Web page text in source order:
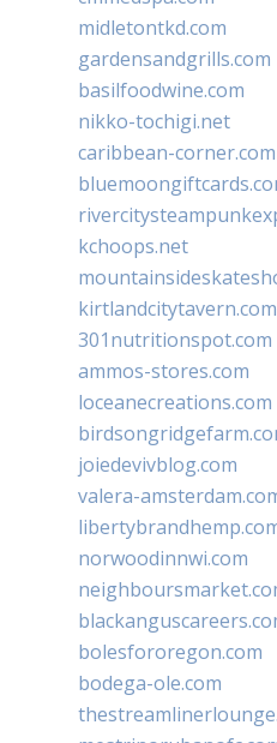
midletontkd.com
gardensandgrills.com
basilfoodwine.com
nikko-tochigi.net
caribbean-corner.com
kchoops.net
kirtlandcitytavern.com
301nutritionspot.com
ammos-stores.com
loceanecreations.com
joiedevivblog.com
valera-
norwoodinnwi.com
bolesfororegon.com
bodega-ole.com